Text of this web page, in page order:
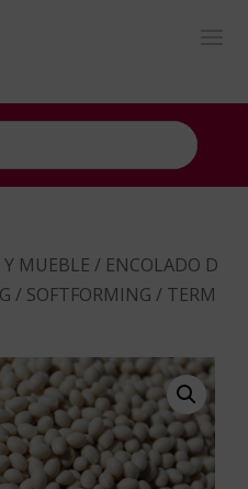
MUEBLE / ENCOLADO D
/ SOFTFORMING / TERM